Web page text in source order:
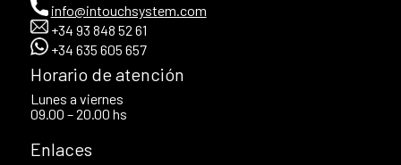
info@intouchsystem.com
+34 93 848 52 61
+34 635 605 657
Horario de atención
Lunes a viernes
09.00 – 20.00 hs
Enlaces